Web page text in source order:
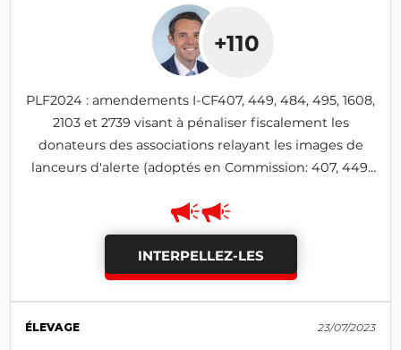
+110
PLF2024 : amendements I-CF407, 449, 484, 495, 1608,
2103 et 2739 visant à pénaliser fiscalement les
donateurs des associations relayant les images de
lanceurs d'alerte (adoptés en Commission: 407, 449,
INTERPELLEZ-LES
ÉLEVAGE 23/07/2023